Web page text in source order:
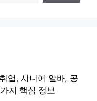
업, 시니어 알바, 공
지 핵심 정보